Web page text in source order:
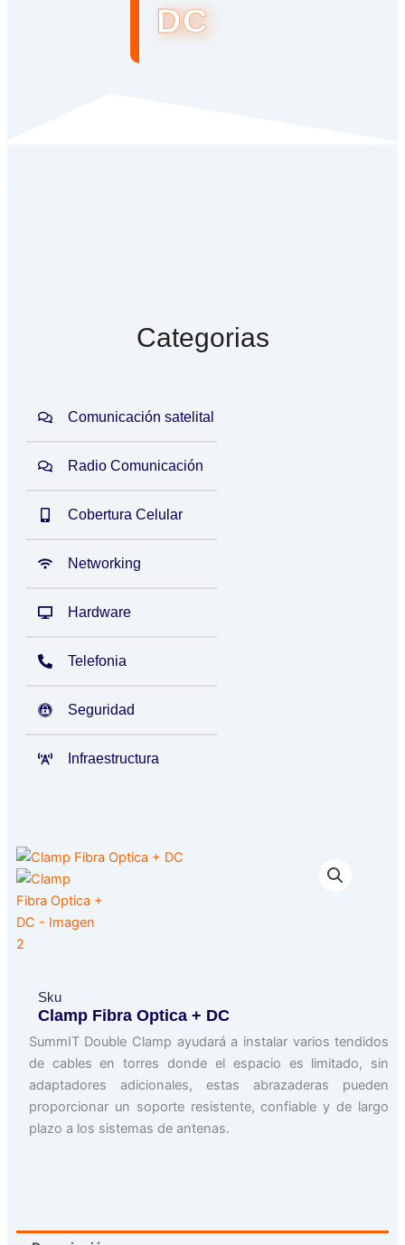
DC
Categorias
Comunicación satelital
Radio Comunicación
Cobertura Celular
Networking
Hardware
Telefonia
Seguridad
Infraestructura
Sku
Clamp Fibra Optica + DC
SummIT Double Clamp ayudará a instalar varios tendidos
de cables en torres donde el espacio es limitado, sin
adaptadores adicionales, estas abrazaderas pueden
proporcionar un soporte resistente, confiable y de largo
plazo a los sistemas de antenas.